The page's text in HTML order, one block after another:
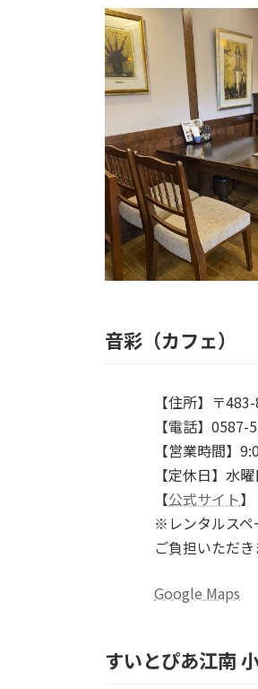
音彩（カフェ）
【住所】〒
【電話】0587-
【営業時間】
【定休日】水
【公式サイト】
※レンタルスペ
ご負担いただ
Google Maps
すいとぴあ江南